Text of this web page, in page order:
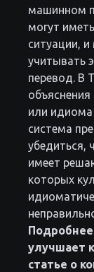
машинном
могут
ситуации,
учитывать
перевод. В
или идиома
система
убедиться,
имеет
которых
улучшает
статье о